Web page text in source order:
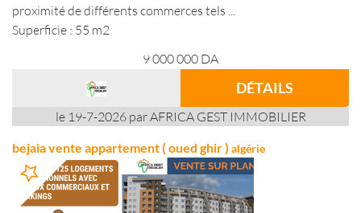
proximité de différents commerces tels ...
Superficie : 55 m2
9 000 000 DA
DÉTAILS
le 19-7-2026 par AFRICA GEST IMMOBILIER
bejaia vente appartement ( oued ghir ) algérie